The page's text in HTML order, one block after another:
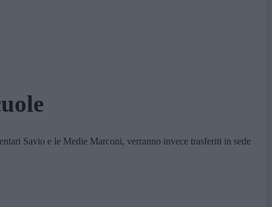
Savio e le Medie Marconi, verranno invece trasferiti in sede